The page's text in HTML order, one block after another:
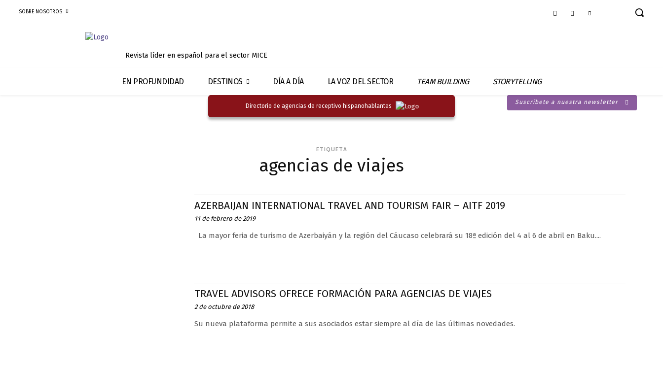
SOBRE NOSOTROS
Revista líder en español para el sector MICE
EN PROFUNDIDAD DESTINOS DÍA A DÍA LA VOZ DEL SECTOR TEAM BUILDING STORYTELLING
Directorio de agencias de receptivo hispanohablantes
Suscríbete a nuestra newsletter
ETIQUETA
agencias de viajes
AZERBAIJAN INTERNATIONAL TRAVEL AND TOURISM FAIR – AITF 2019
11 de febrero de 2019
La mayor feria de turismo de Azerbaiyán y la región del Cáucaso celebrará su 18ª edición del 4 al 6 de abril en Baku....
TRAVEL ADVISORS OFRECE FORMACIÓN PARA AGENCIAS DE VIAJES
2 de octubre de 2018
Su nueva plataforma permite a sus asociados estar siempre al día de las últimas novedades.